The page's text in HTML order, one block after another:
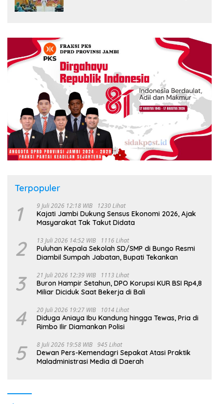
Terpopuler
1 9 Juli 2026 12:18 WIB 1230 Lihat
Kajati Jambi Dukung Sensus Ekonomi 2026, Ajak
Masyarakat Tak Takut Didata
2 13 Juli 2026 14:52 WIB 1116 Lihat
Puluhan Kepala Sekolah SD/SMP di Bungo Resmi
Diambil Sumpah Jabatan, Bupati Tekankan
3 21 Juli 2026 12:39 WIB 1113 Lihat
Buron Hampir Setahun, DPO Korupsi KUR BSI Rp4,8
Miliar Diciduk Saat Bekerja di Bali
4 20 Juli 2026 19:27 WIB 1014 Lihat
Diduga Aniaya Ibu Kandung hingga Tewas, Pria di
Rimbo Ilir Diamankan Polisi
5 8 Juli 2026 19:58 WIB 945 Lihat
Dewan Pers-Kemendagri Sepakat Atasi Praktik
Maladministrasi Media di Daerah